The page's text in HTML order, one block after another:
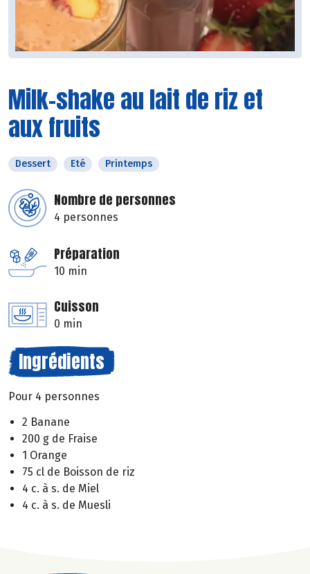
Milk-shake au lait de riz et
aux fruits
Dessert Eté Printemps
Nombre de personnes
4 personnes
Préparation
10 min
Cuisson
0 min
Ingrédients
Pour 4 personnes
2 Banane
200 g de Fraise
1 Orange
75 cl de Boisson de riz
4 c. à s. de Miel
4 c. à s. de Muesli